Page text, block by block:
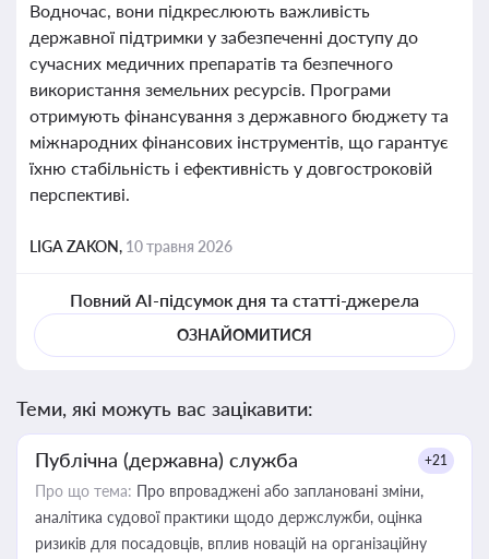
Водночас, вони підкреслюють важливість
державної підтримки у забезпеченні доступу до
сучасних медичних препаратів та безпечного
використання земельних ресурсів. Програми
отримують фінансування з державного бюджету та
міжнародних фінансових інструментів, що гарантує
їхню стабільність і ефективність у довгостроковій
перспективі.
LIGA ZAKON, 10 травня 2026
Повний AI-підсумок дня та статті-джерела
ОЗНАЙОМИТИСЯ
Теми, які можуть вас зацікавити:
Публічна (державна) служба +21
Про що тема: Про впроваджені або заплановані зміни,
аналітика судової практики щодо держслужби, оцінка
ризиків для посадовців, вплив новацій на організаційну